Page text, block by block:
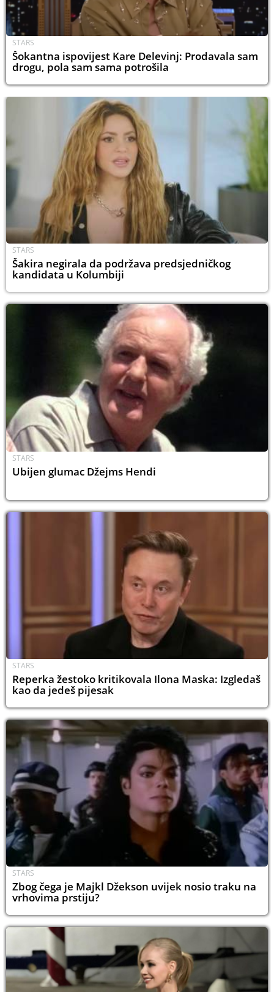
STARS
Šokantna ispovijest Kare Delevinj: Prodavala sam
drogu, pola sam sama potrošila
STARS
Šakira negirala da podržava predsjedničkog
kandidata u Kolumbiji
STARS
Ubijen glumac Džejms Hendi
STARS
Reperka žestoko kritikovala Ilona Maska: Izgledaš
kao da jedeš pijesak
STARS
Zbog čega je Majkl Džekson uvijek nosio traku na
vrhovima prstiju?